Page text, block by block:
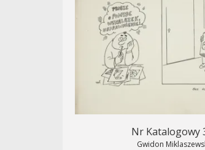
Nr Katalogowy
Gwidon